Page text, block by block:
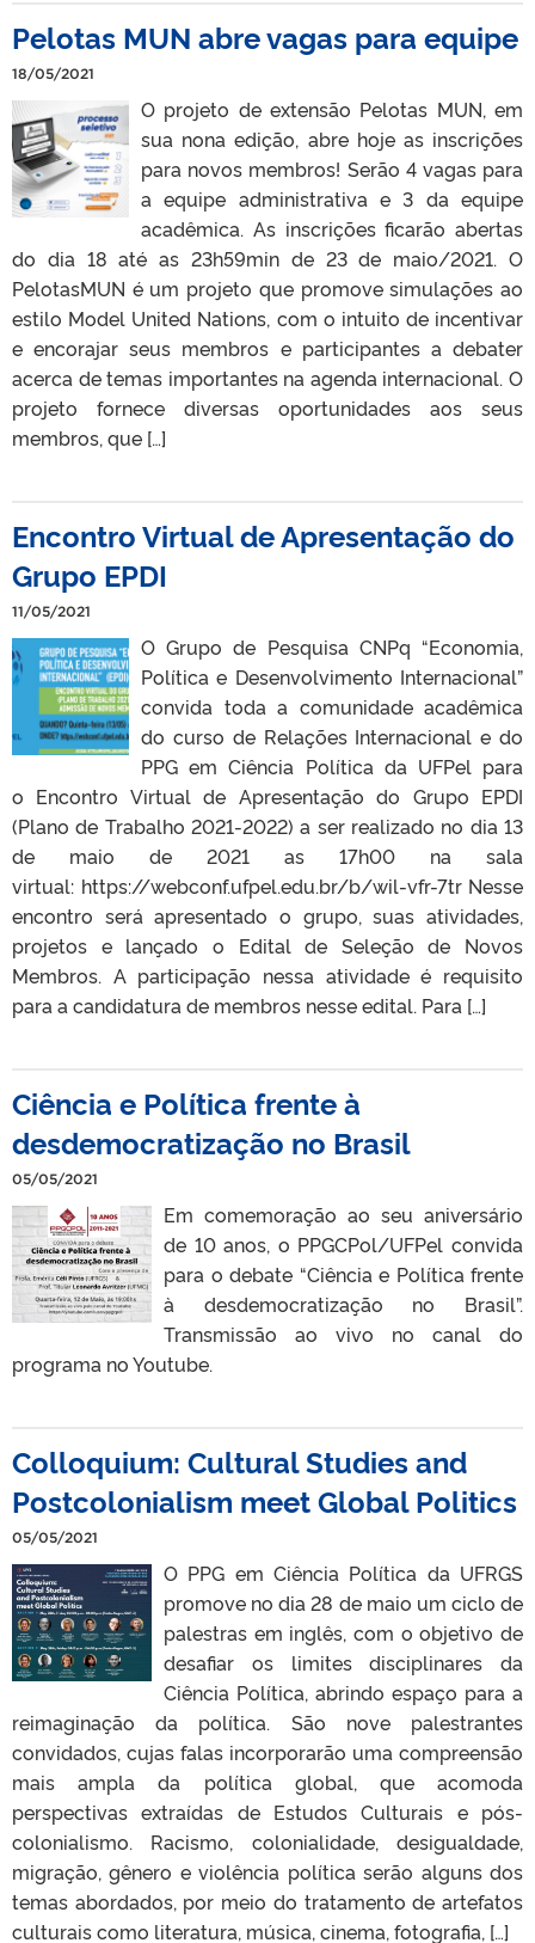
Pelotas MUN abre vagas para equipe
18/05/2021
O projeto de extensão Pelotas MUN, em
sua nona edição, abre hoje as inscrições
para novos membros! Serão 4 vagas para
a equipe administrativa e 3 da equipe
acadêmica. As inscrições ficarão abertas
do dia 18 até as 23h59min de 23 de maio/2021. O
PelotasMUN é um projeto que promove simulações ao
estilo Model United Nations, com o intuito de incentivar
e encorajar seus membros e participantes a debater
acerca de temas importantes na agenda internacional. O
projeto fornece diversas oportunidades aos seus
membros, que […]
Encontro Virtual de Apresentação do
Grupo EPDI
11/05/2021
O Grupo de Pesquisa CNPq “Economia,
Política e Desenvolvimento Internacional”
convida toda a comunidade acadêmica
do curso de Relações Internacional e do
PPG em Ciência Política da UFPel para
o Encontro Virtual de Apresentação do Grupo EPDI
(Plano de Trabalho 2021-2022) a ser realizado no dia 13
de maio de 2021 as 17h00 na sala
virtual: https://webconf.ufpel.edu.br/b/wil-vfr-7tr Nesse
encontro será apresentado o grupo, suas atividades,
projetos e lançado o Edital de Seleção de Novos
Membros. A participação nessa atividade é requisito
para a candidatura de membros nesse edital. Para […]
Ciência e Política frente à
desdemocratização no Brasil
05/05/2021
Em comemoração ao seu aniversário
de 10 anos, o PPGCPol/UFPel convida
para o debate “Ciência e Política frente
à desdemocratização no Brasil”.
Transmissão ao vivo no canal do
programa no Youtube.
Colloquium: Cultural Studies and
Postcolonialism meet Global Politics
05/05/2021
O PPG em Ciência Política da UFRGS
promove no dia 28 de maio um ciclo de
palestras em inglês, com o objetivo de
desafiar os limites disciplinares da
Ciência Política, abrindo espaço para a
reimaginação da política. São nove palestrantes
convidados, cujas falas incorporarão uma compreensão
mais ampla da política global, que acomoda
perspectivas extraídas de Estudos Culturais e pós-
colonialismo. Racismo, colonialidade, desigualdade,
migração, gênero e violência política serão alguns dos
temas abordados, por meio do tratamento de artefatos
culturais como literatura, música, cinema, fotografia, […]